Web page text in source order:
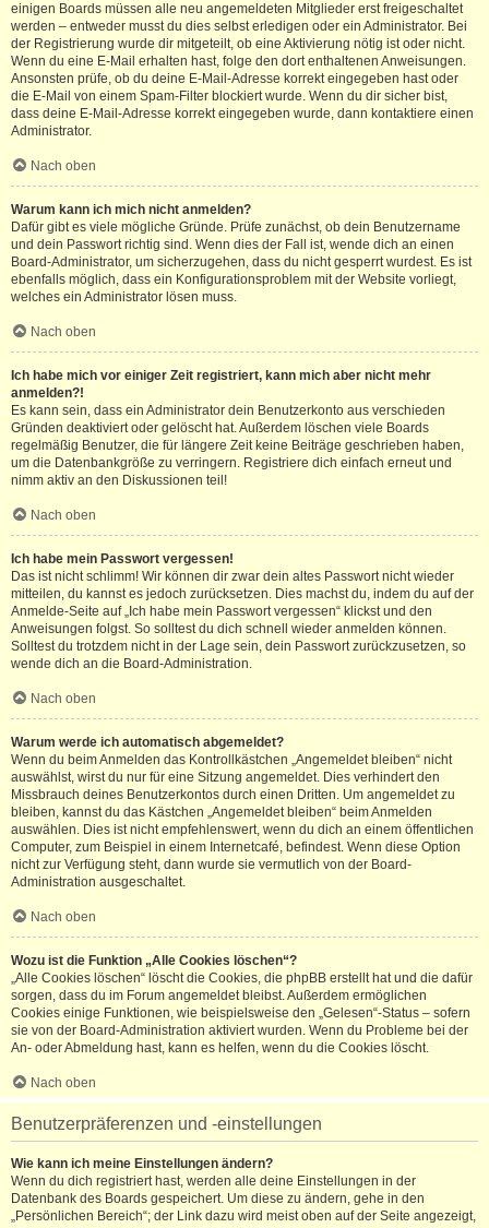
einigen Boards müssen alle neu angemeldeten Mitglieder erst freigeschaltet
werden – entweder musst du dies selbst erledigen oder ein Administrator. Bei
der Registrierung wurde dir mitgeteilt, ob eine Aktivierung nötig ist oder nicht.
Wenn du eine E-Mail erhalten hast, folge den dort enthaltenen Anweisungen.
Ansonsten prüfe, ob du deine E-Mail-Adresse korrekt eingegeben hast oder
die E-Mail von einem Spam-Filter blockiert wurde. Wenn du dir sicher bist,
dass deine E-Mail-Adresse korrekt eingegeben wurde, dann kontaktiere einen
Administrator.
Nach oben
Warum kann ich mich nicht anmelden?
Dafür gibt es viele mögliche Gründe. Prüfe zunächst, ob dein Benutzername
und dein Passwort richtig sind. Wenn dies der Fall ist, wende dich an einen
Board-Administrator, um sicherzugehen, dass du nicht gesperrt wurdest. Es ist
ebenfalls möglich, dass ein Konfigurationsproblem mit der Website vorliegt,
welches ein Administrator lösen muss.
Nach oben
Ich habe mich vor einiger Zeit registriert, kann mich aber nicht mehr
anmelden?!
Es kann sein, dass ein Administrator dein Benutzerkonto aus verschieden
Gründen deaktiviert oder gelöscht hat. Außerdem löschen viele Boards
regelmäßig Benutzer, die für längere Zeit keine Beiträge geschrieben haben,
um die Datenbankgröße zu verringern. Registriere dich einfach erneut und
nimm aktiv an den Diskussionen teil!
Nach oben
Ich habe mein Passwort vergessen!
Das ist nicht schlimm! Wir können dir zwar dein altes Passwort nicht wieder
mitteilen, du kannst es jedoch zurücksetzen. Dies machst du, indem du auf der
Anmelde-Seite auf „Ich habe mein Passwort vergessen“ klickst und den
Anweisungen folgst. So solltest du dich schnell wieder anmelden können.
Solltest du trotzdem nicht in der Lage sein, dein Passwort zurückzusetzen, so
wende dich an die Board-Administration.
Nach oben
Warum werde ich automatisch abgemeldet?
Wenn du beim Anmelden das Kontrollkästchen „Angemeldet bleiben“ nicht
auswählst, wirst du nur für eine Sitzung angemeldet. Dies verhindert den
Missbrauch deines Benutzerkontos durch einen Dritten. Um angemeldet zu
bleiben, kannst du das Kästchen „Angemeldet bleiben“ beim Anmelden
auswählen. Dies ist nicht empfehlenswert, wenn du dich an einem öffentlichen
Computer, zum Beispiel in einem Internetcafé, befindest. Wenn diese Option
nicht zur Verfügung steht, dann wurde sie vermutlich von der Board-
Administration ausgeschaltet.
Nach oben
Wozu ist die Funktion „Alle Cookies löschen“?
„Alle Cookies löschen“ löscht die Cookies, die phpBB erstellt hat und die dafür
sorgen, dass du im Forum angemeldet bleibst. Außerdem ermöglichen
Cookies einige Funktionen, wie beispielsweise den „Gelesen“-Status – sofern
sie von der Board-Administration aktiviert wurden. Wenn du Probleme bei der
An- oder Abmeldung hast, kann es helfen, wenn du die Cookies löscht.
Nach oben
Benutzerpräferenzen und -einstellungen
Wie kann ich meine Einstellungen ändern?
Wenn du dich registriert hast, werden alle deine Einstellungen in der
Datenbank des Boards gespeichert. Um diese zu ändern, gehe in den
„Persönlichen Bereich“; der Link dazu wird meist oben auf der Seite angezeigt,